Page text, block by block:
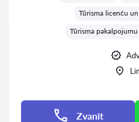
Tūrisma licenču
Tūrisma
Zvanīt